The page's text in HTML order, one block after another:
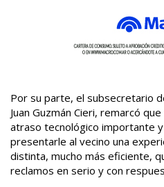
Por su parte, el subsecretario
Juan Guzmán Cieri, remarcó
atraso tecnológico importante
presentarle al vecino una
distinta, mucho más eficiente,
reclamos en serio y con